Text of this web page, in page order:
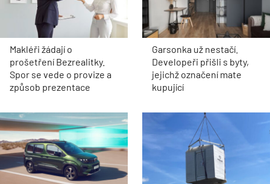
Makléři žádají o
prošetření Bezrealitky.
Spor se vede o provize a
způsob prezentace
Garsonka už nestačí.
Developeři přišli s byty,
jejichž označení mate
kupující